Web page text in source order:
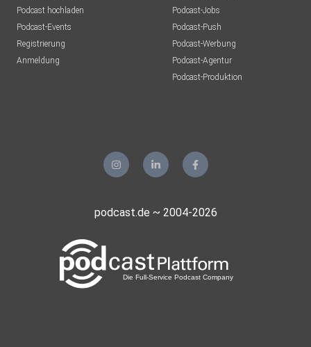
Podcast hochladen
Podcast-Events
Registrierung
Anmeldung
Podcast-Jobs
Podcast-Push
Podcast-Werbung
Podcast-Agentur
Podcast-Produktion
podcast.de ~ 2004-2026